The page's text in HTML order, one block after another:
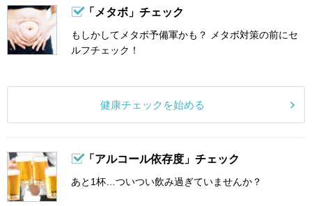
「メタボ」チェック
もしかしてメタボ予備軍かも？ メタボ対策の前にセ
ルフチェック！
健康チェックを始める
「アルコール依存度」チェック
あと1杯…ついつい飲み過ぎていませんか？